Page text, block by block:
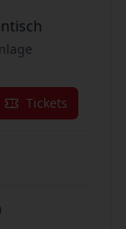
Tickets